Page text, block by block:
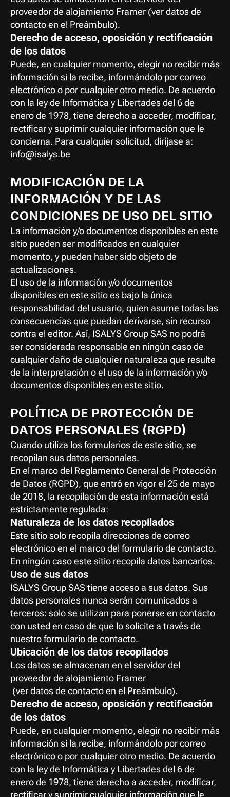
proveedor de alojamiento Framer (ver datos de
contacto en el Preámbulo).
Derecho de acceso, oposición y rectificación
de los datos
Puede, en cualquier momento, elegir no recibir más
información si la recibe, informándolo por correo
electrónico o por cualquier otro medio. De acuerdo
con la ley de Informática y Libertades del 6 de
enero de 1978, tiene derecho a acceder, modificar,
rectificar y suprimir cualquier información que le
concierna. Para cualquier solicitud, diríjase a:
info@isalys.be
MODIFICACIÓN DE LA
INFORMACIÓN Y DE LAS
CONDICIONES DE USO DEL SITIO
La información y/o documentos disponibles en este
sitio pueden ser modificados en cualquier
momento, y pueden haber sido objeto de
actualizaciones.
El uso de la información y/o documentos
disponibles en este sitio es bajo la única
responsabilidad del usuario, quien asume todas las
consecuencias que puedan derivarse, sin recurso
contra el editor. Así, ISALYS Group SAS no podrá
ser considerada responsable en ningún caso de
cualquier daño de cualquier naturaleza que resulte
de la interpretación o el uso de la información y/o
documentos disponibles en este sitio.
POLÍTICA DE PROTECCIÓN DE
DATOS PERSONALES (RGPD)
Cuando utiliza los formularios de este sitio, se
recopilan sus datos personales.
En el marco del Reglamento General de Protección
de Datos (RGPD), que entró en vigor el 25 de mayo
de 2018, la recopilación de esta información está
estrictamente regulada:
Naturaleza de los datos recopilados
Este sitio solo recopila direcciones de correo
electrónico en el marco del formulario de contacto.
En ningún caso este sitio recopila datos bancarios.
Uso de sus datos
ISALYS Group SAS tiene acceso a sus datos. Sus
datos personales nunca serán comunicados a
terceros: solo se utilizan para ponerse en contacto
con usted en caso de que lo solicite a través de
nuestro formulario de contacto.
Ubicación de los datos recopilados
Los datos se almacenan en el servidor del
proveedor de alojamiento Framer
(ver datos de contacto en el Preámbulo).
Derecho de acceso, oposición y rectificación
de los datos
Puede, en cualquier momento, elegir no recibir más
información si la recibe, informándolo por correo
electrónico o por cualquier otro medio. De acuerdo
con la ley de Informática y Libertades del 6 de
enero de 1978, tiene derecho a acceder, modificar,
rectificar y suprimir cualquier información que le